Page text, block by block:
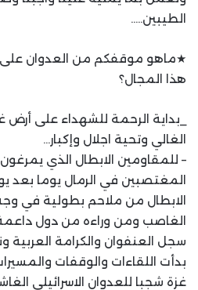
الطيبين…..
★ماهو موقفكم من العدوان
هذا المجال؟
_بداية الرحمة للشهداء على أرض
الغالي وتحية اجلال وإكبار…
– للمقاومين الابطال الذي
المغتصبين في الرمال يوما بعد
الابطال من ملاحم بطولية في وجه
الغاصب ومن وراءه من دول
بدأت اللقاءات والوقفات
غزة شجبا للعدوان الاسرائيلي